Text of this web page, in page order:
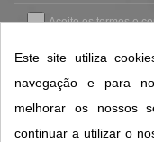
Aceito ostermos e
CONTACTOS SORISA
Este site utiliza
navegação e para
melhorar os nossos
continuar a utilizar o